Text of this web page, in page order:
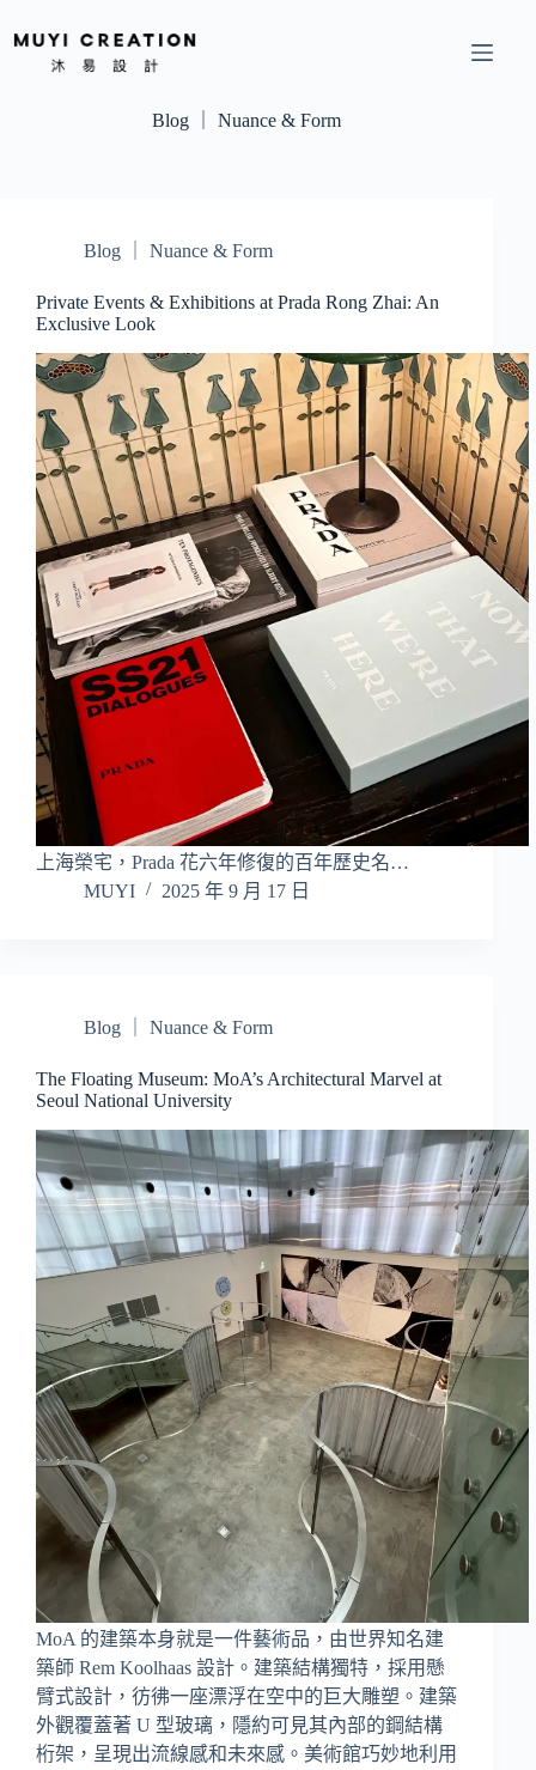
Blog ｜ Nuance & Form
Blog ｜ Nuance & Form
Private Events & Exhibitions at Prada Rong Zhai: An
Exclusive Look
上海榮宅，Prada 花六年修復的百年歷史名…
MUYI
2025 年 9 月 17 日
Blog ｜ Nuance & Form
The Floating Museum: MoA’s Architectural Marvel at
Seoul National University
MoA 的建築本身就是一件藝術品，由世界知名建
築師 Rem Koolhaas 設計。建築結構獨特，採用懸
臂式設計，彷彿一座漂浮在空中的巨大雕塑。建築
外觀覆蓋著 U 型玻璃，隱約可見其內部的鋼結構
桁架，呈現出流線感和未來感。美術館巧妙地利用